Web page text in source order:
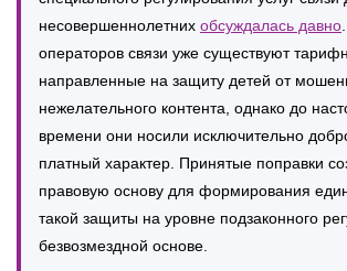
несовершеннолетних обсуждалась давно
операторов связи уже существуют
направленные на защиту детей от
нежелательного контента, однако до
времени они носили исключительно
платный характер. Принятые поправки
правовую основу для формирования
такой защиты на уровне подзаконного
безвозмездной основе.